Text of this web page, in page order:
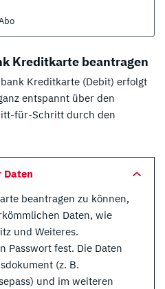
Kreditkarte beantragen
Kreditkarte (Debit) erfolgt
entspannt über den
für-Schritt durch den
Daten
beantragen zu können,
Daten, wie
und Weiteres.
Passwort fest. Die Daten
(z. B.
und im weiteren